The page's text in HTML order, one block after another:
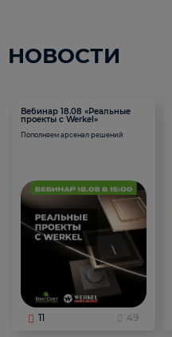
НОВОСТИ
Вебинар 18.08 «Реальные
проекты с Werkel»
Пополняем арсенал решений
11 49